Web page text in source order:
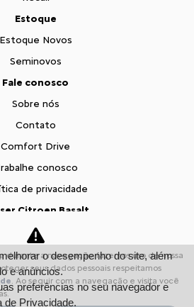
Estoque
Estoque Novos
Seminovos
Fale conosco
Sobre nós
Contato
Comfort Drive
conosco
de privacidade
Citroen Basalt
Seu bem maior é a vida.
pela DEALERSPACE ® Direitos Reservados.
durante a navegação, fazemos uso de nossa
seus dados pessoais respeitamos
. Ao seguir com a navegação e visita você
o desempenho do site, além
e anúncios.
preferências no seu navegador e
de Privacidade.